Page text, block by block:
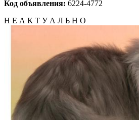
Код объявления: 6224-4772
Н Е А К Т У А Л Ь Н О